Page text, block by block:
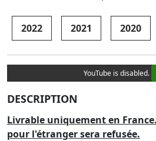
2022 2021 2020
YouTube is disabled.
DESCRIPTION
Livrable uniquement en
pour l'étranger sera refusée.